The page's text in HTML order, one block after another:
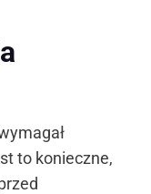
to konieczne,